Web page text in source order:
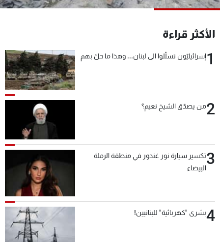
الأكثر قراءة
1إسرائيليّون تسلّلوا الى لبنان... وهذا ما حلّ بهم
2من يصدّق الشيخ نعيم؟
3تكسير سيارة نور غندور في منطقة الرملة
البيضاء
4بشرى "كهربائية" للبنانيين!
شاهد البرامج
عن MTV
الإنـتـاج
وظائف
شروط الإسـتخدام
سياسة الخصوصية